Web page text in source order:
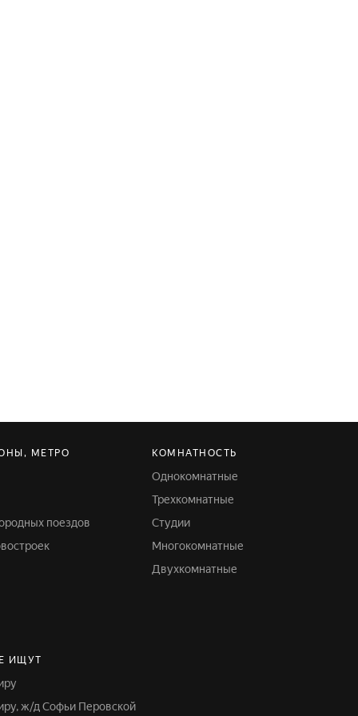
МЕТРО
поездов
КОМНАТНОСТЬ
Однокомнатные
Трехкомнатные
Студии
Многокомнатные
Двухкомнатные
ИЩУТ
ж/д Софьи Перовской